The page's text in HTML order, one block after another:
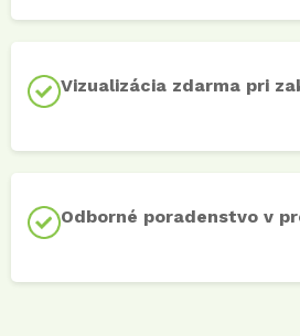
Vizualizácia zdarma pri
Odborné poradenstvo v